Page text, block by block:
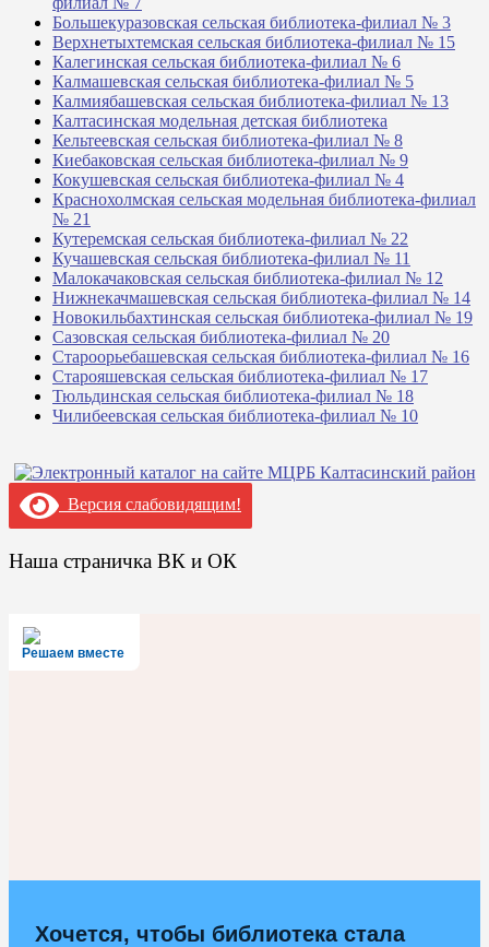
Большекуразовская сельская библиотека-филиал № 3
Верхнетыхтемская сельская библиотека-филиал № 15
Калегинская сельская библиотека-филиал № 6
Калмашевская сельская библиотека-филиал № 5
Калмиябашевская сельская библиотека-филиал № 13
Калтасинская модельная детская библиотека
Кельтеевская сельская библиотека-филиал № 8
Киебаковская сельская библиотека-филиал № 9
Кокушевская сельская библиотека-филиал № 4
Краснохолмская сельская модельная библиотека-филиал
№ 21
Кутеремская сельская библиотека-филиал № 22
Кучашевская сельская библиотека-филиал № 11
Малокачаковская сельская библиотека-филиал № 12
Нижнекачмашевская сельская библиотека-филиал № 14
Новокильбахтинская сельская библиотека-филиал № 19
Сазовская сельская библиотека-филиал № 20
Староорьебашевская сельская библиотека-филиал № 16
Старояшевская сельская библиотека-филиал № 17
Тюльдинская сельская библиотека-филиал № 18
Чилибеевская сельская библиотека-филиал № 10
Версия слабовидящим!
Наша страничка ВК и ОК
Решаем вместе
Хочется, чтобы библиотека стала